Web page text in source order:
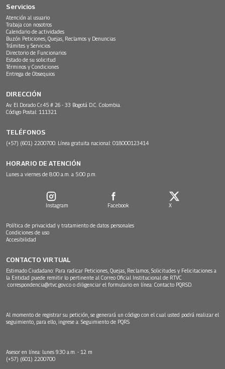
Servicios
Atención al usuario
Trabaja con nosotros
Calendario de actividades
Buzón Peticiones, Quejas, Reclamos y Denuncias
Trámites y Servicios
Directorio de Funcionarios
Estado de su solicitud
Términos y Condiciones
Entrega de Obsequios
DIRECCIÓN
Av. El Dorado Cr.45 # 26 - 33 Bogotá D.C. Colombia.
Código Postal: 111321
TELÉFONOS
(+57) (601) 2200700. Línea gratuita nacional: 018000123414
HORARIO DE ATENCIÓN
Lunes a viernes de 8:00 a.m. a 5:00 p.m.
Instagram Facebook X
Política de privacidad y tratamiento de datos personales
Condiciones de uso
Accesibilidad
CONTACTO VIRTUAL
Estimado Ciudadano: Para radicar Peticiones, Quejas, Reclamos, Solicitudes y Felicitaciones a
la Entidad puede remitir lo pertinente al Correo Oficial Institucional de RTVC
correspondencia@rtvc.gov.co o diligenciar el formulario en línea: Contacto PQRSD.
Al momento de registrar su petición, se generará un código con el cual usted podrá realizar el
seguimiento, para ello, ingrese a: Seguimiento de PQRS
Asesor en línea: lunes 9:30 a.m. - 12 m
(+57) (601) 2200700